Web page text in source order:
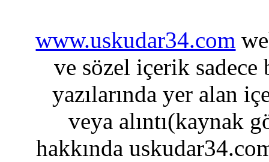
www.uskudar34.com
ve sözel içerik sadece
yazılarında yer alan
veya alıntı(kaynak
hakkında